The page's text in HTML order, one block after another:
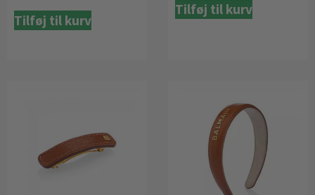
Tilføj til kurv
Tilføj til kurv